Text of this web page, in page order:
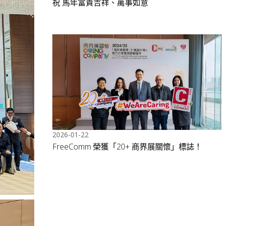
祝 馬年富貴吉祥、萬事如意
2026-01-22
FreeComm 榮獲「20+ 商界展關懷」標誌！